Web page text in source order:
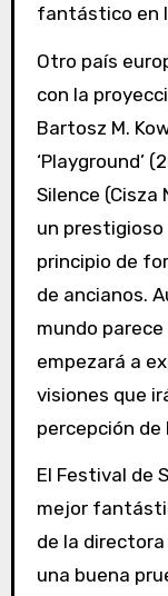
fantástico en
Otro país
con la
Bartosz M.
‘Playground’
Silence (Cisza
un
principio de
de ancianos.
mundo
empezará a
visiones que
percepción de
El Festival de
mejor
de la
una buena